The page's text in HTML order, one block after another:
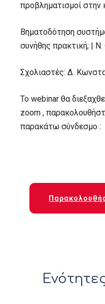
προβληματισμοί στην
Βηματοδότηση
συνήθης πρακτική; |
Σχολιαστές: Δ.
Το webinar θα
zoom ,
παρακάτω σύνδεσμο :